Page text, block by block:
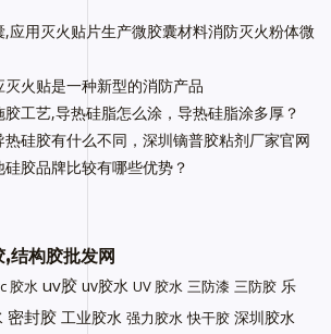
应用灭火贴片生产微胶囊材料消防灭火粉体微
火贴是一种新型的消防产品
工艺,导热硅脂怎么涂，导热硅脂涂多厚？
硅胶有什么不同，深圳镝普胶粘剂厂家官网
胶品牌比较有哪些优势？
构胶批发网
胶水 uv胶 uv胶水 UV 胶水 三防漆 三防胶 乐
密封胶 工业胶水 强力胶水 快干胶 深圳胶水